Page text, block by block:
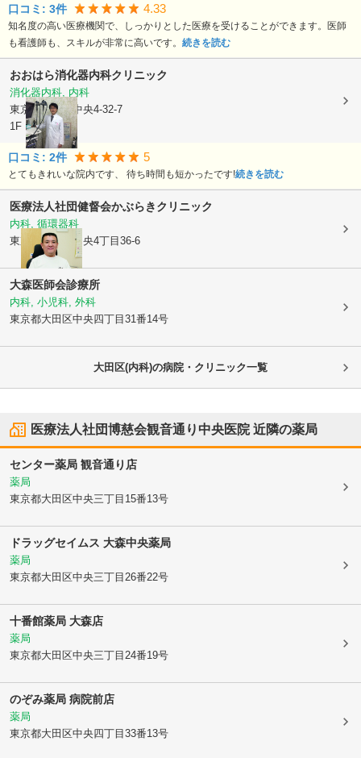
口コミ: 3件 4.33
知名度の高い医療機関で、しっかりとした医療を受けることができます。医師
も看護師も、スキルが非常に高いです。 続きを読む
おおはら消化器内科クリニック
消化器内科, 内科
東京都大田区中央4-32-7
1F
口コミ: 2件 5
とてもきれいな院内です、 待ち時間も短かったです!続きを読む
医療法人社団健督会かぶらきクリニック
内科, 循環器科
東京都大田区
中央4丁目36-6
大森医師会診療所
内科, 小児科, 外科
東京都大田区中央四丁目31番14号
大田区(内科)の病院・クリニック一覧
医療法人社団博慈会観音通り中央医院近隣の薬局
センター薬局 観音通り店
薬局
東京都大田区中央三丁目15番13号
ドラッグセイムス 大森中央薬局
薬局
東京都大田区中央三丁目26番22号
十番館薬局 大森店
薬局
東京都大田区中央三丁目24番19号
のぞみ薬局 病院前店
薬局
東京都大田区中央四丁目33番13号